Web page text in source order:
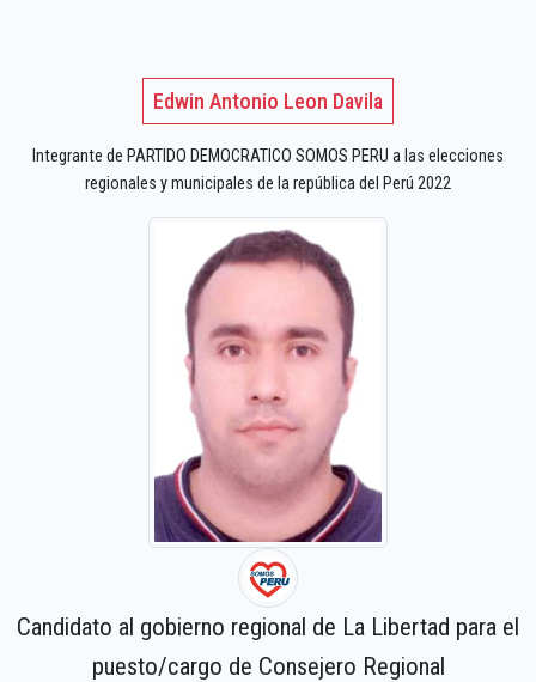
Edwin Antonio Leon Davila
Integrante de PARTIDO DEMOCRATICO SOMOS PERU a las elecciones
regionales y municipales de la república del Perú 2022
Candidato al gobierno regional de La Libertad para el
puesto/cargo de Consejero Regional